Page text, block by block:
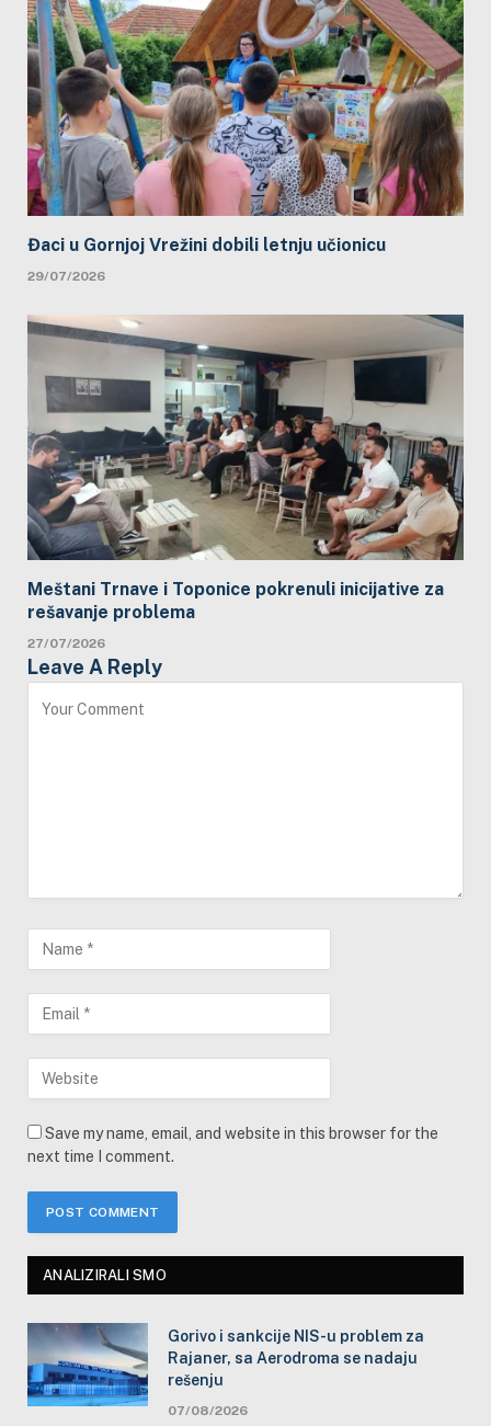
Đaci u Gornjoj Vrežini dobili letnju učionicu
29/07/2026
Meštani Trnave i Toponice pokrenuli inicijative za
rešavanje problema
27/07/2026
Leave A Reply
Save my name, email, and website in this browser for the
next time I comment.
ANALIZIRALI SMO
Gorivo i sankcije NIS-u problem za
Rajaner, sa Aerodroma se nadaju
rešenju
07/08/2026